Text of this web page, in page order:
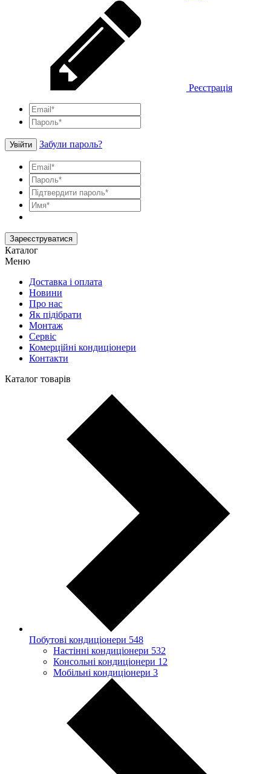
Реєстрація
Увійти Забули пароль?
Зареєструватися
Каталог
Меню
Доставка і оплата
Новини
Про нас
Як підібрати
Монтаж
Сервіс
Комерційні кондиціонери
Контакти
Каталог товарів
Побутові кондиціонери 548
Настінні кондиціонери 532
Консольні кондиціонери 12
Мобільні кондиціонери 3